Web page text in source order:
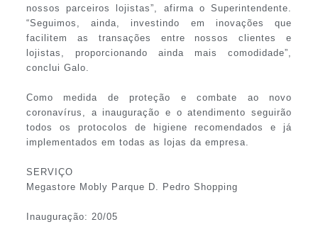
nossos parceiros lojistas”, afirma o Superintendente.
“Seguimos, ainda, investindo em inovações que
facilitem as transações entre nossos clientes e
lojistas, proporcionando ainda mais comodidade”,
conclui Galo.
Como medida de proteção e combate ao novo
coronavírus, a inauguração e o atendimento seguirão
todos os protocolos de higiene recomendados e já
implementados em todas as lojas da empresa.
SERVIÇO
Megastore Mobly Parque D. Pedro Shopping
Inauguração: 20/05